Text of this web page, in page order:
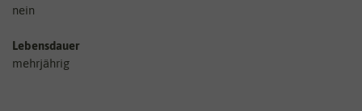
nein
Lebensdauer
mehrjährig